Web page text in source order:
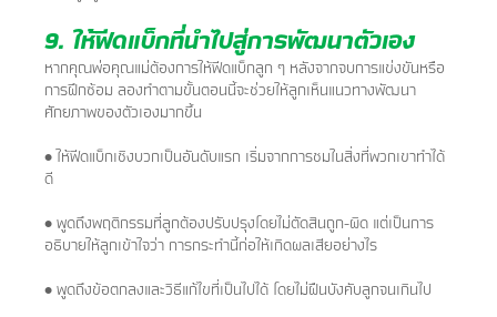
9. ให้ฟีดแบ็กที่นำไปสู่การพัฒนาตัวเอง
หากคุณพ่อคุณแม่ต้องการให้ฟีดแบ็กลูก ๆ หลังจากจบการแข่งขันหรือ
การฝึกซ้อม ลองทำตามขั้นตอนนี้จะช่วยให้ลูกเห็นแนวทางพัฒนา
ศักยภาพของตัวเองมากขึ้น
• ให้ฟีดแบ็กเชิงบวกเป็นอันดับแรก เริ่มจากการชมในสิ่งที่พวกเขาทำได้
ดี
• พูดถึงพฤติกรรมที่ลูกต้องปรับปรุงโดยไม่ตัดสินถูก-ผิด แต่เป็นการ
อธิบายให้ลูกเข้าใจว่า การกระทำนี้ก่อให้เกิดผลเสียอย่างไร
• พูดถึงข้อตกลงและวิธีแก้ไขที่เป็นไปได้ โดยไม่ฝืนบังคับลูกจนเกินไป